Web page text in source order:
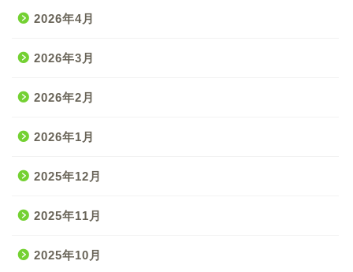
2026年4月
2026年3月
2026年2月
2026年1月
2025年12月
2025年11月
2025年10月